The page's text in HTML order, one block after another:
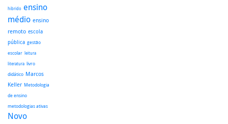
hibrido ensino
médio ensino
remoto escola
pública gestão
escolar leitura
literatura livro
didático Marcos
Keller Metodologia
de ensino
metodologias ativas
Novo